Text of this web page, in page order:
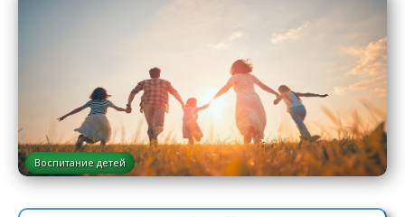
Воспитание детей